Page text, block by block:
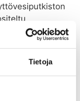
Tietoja